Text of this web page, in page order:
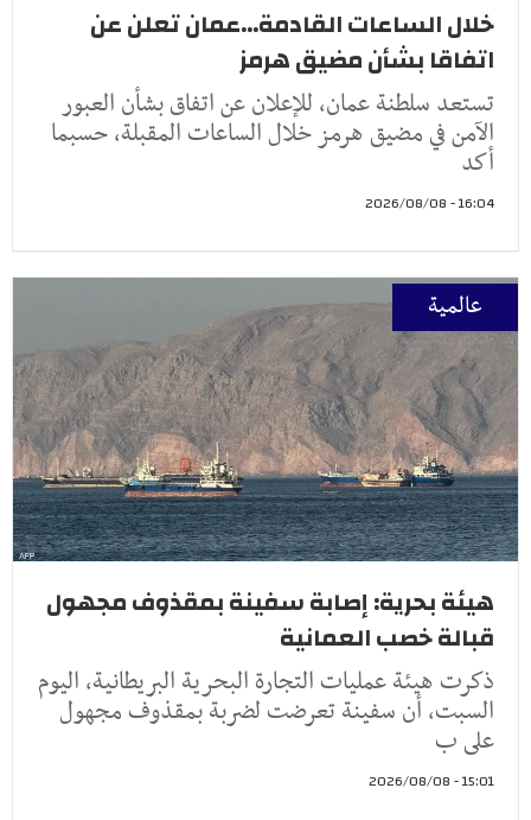
خلال الساعات القادمة...عمان تعلن عن
اتفاقا بشأن مضيق هرمز
تستعد سلطنة عمان، للإعلان عن اتفاق بشأن العبور
الآمن في مضيق هرمز خلال الساعات المقبلة، حسبما
أكد
16:04 - 2026/08/08
عالمية
هيئة بحرية: إصابة سفينة بمقذوف مجهول
قبالة خصب العمانية
ذكرت هيئة عمليات التجارة البحرية البريطانية، اليوم
السبت، أن سفينة تعرضت لضربة بمقذوف مجهول
على ب
15:01 - 2026/08/08